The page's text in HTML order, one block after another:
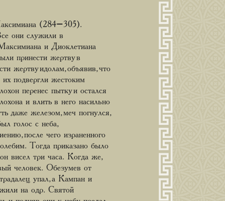
(284–305).
они служили в
и Диоклетиана
принести жертву в
жертву идолам, объявив, что
подвергли жестоким
перенес пытку и остался
и влить в него насильно
даже железом, меч погнулся,
голос с неба,
после чего израненного
Тогда приказано было
висел три часа. Когда же,
человек. Обезумев от
упал, а Кампан и
на одр. Святой